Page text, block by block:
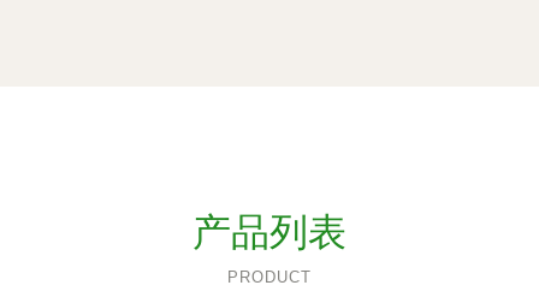
产品列表
PRODUCT